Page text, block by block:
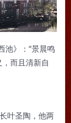
池》：“景晨鸣
而且清新自
叶圣陶，他两